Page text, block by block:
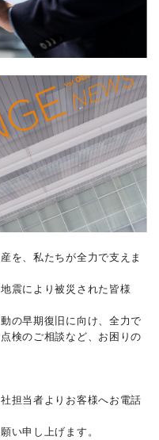
を、私たちが全力で支えま
震により被災された皆様
の早期復旧に向け、全力で
検のご相談など、お困りの
担当者よりお客様へお電話
い申し上げます。